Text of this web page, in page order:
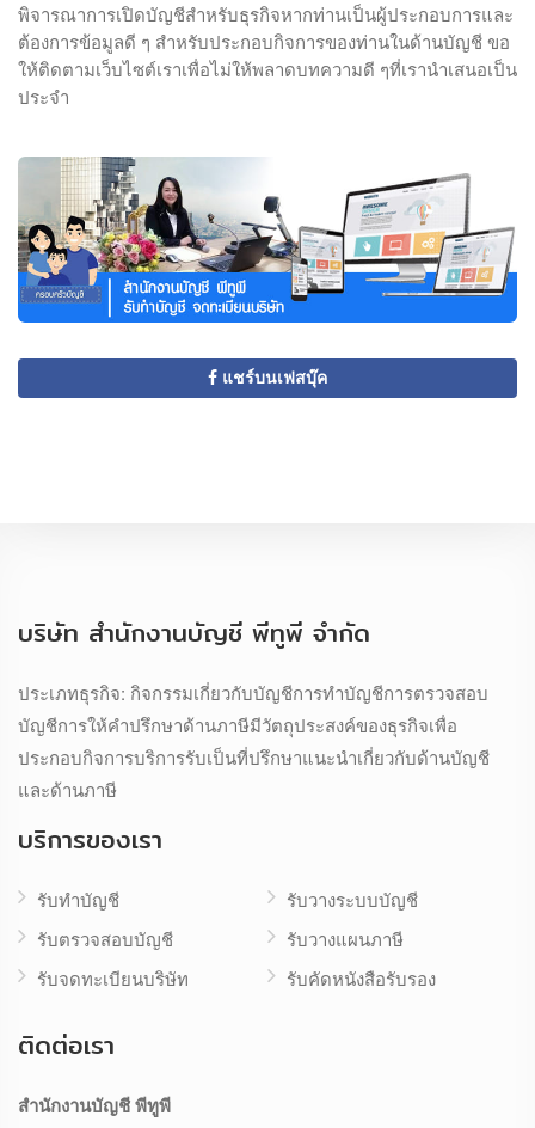
พิจารณาการเปิดบัญชีสำหรับธุรกิจหากท่านเป็นผู้ประกอบการและ
ต้องการข้อมูลดี ๆ สำหรับประกอบกิจการของท่านในด้านบัญชี ขอ
ให้ติดตามเว็บไซต์เราเพื่อไม่ให้พลาดบทความดี ๆที่เรานำเสนอเป็น
ประจำ
แชร์บนเฟสบุ๊ค
บริษัท สำนักงานบัญชี พีทูพี จำกัด
ประเภทธุรกิจ: กิจกรรมเกี่ยวกับบัญชีการทำบัญชีการตรวจสอบ
บัญชีการให้คำปรึกษาด้านภาษีมีวัตถุประสงค์ของธุรกิจเพื่อ
ประกอบกิจการบริการรับเป็นที่ปรึกษาแนะนำเกี่ยวกับด้านบัญชี
และด้านภาษี
บริการของเรา
รับทำบัญชี
รับตรวจสอบบัญชี
รับจดทะเบียนบริษัท
รับวางระบบบัญชี
รับวางแผนภาษี
รับคัดหนังสือรับรอง
ติดต่อเรา
สำนักงานบัญชี พีทูพี